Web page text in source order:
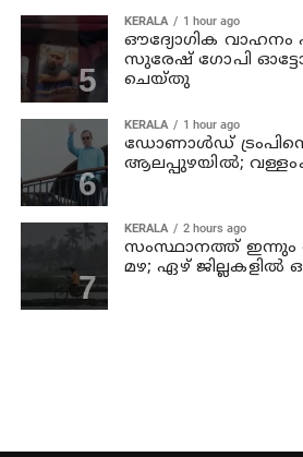
KERALA 1 hour ago
ഔദ്യോഗിക
സുരേഷ് ഗോപി
ചെയ്തു
KERALA 1 hour ago
ഡോണാള്‍ഡ്
ആലപ്പുഴയിൽ;
KERALA 2 hours ago
സംസ്ഥാനത്ത്
മഴ; ഏഴ് ജില്ലകളില്‍